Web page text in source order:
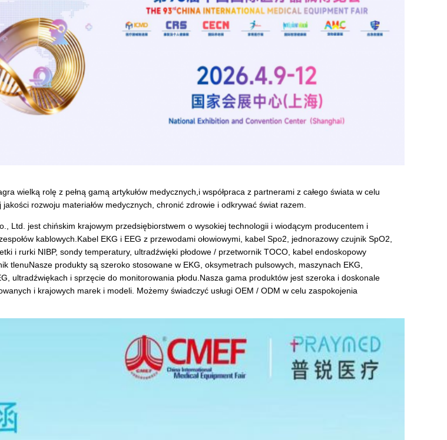
wielką rolę z pełną gamą artykułów medycznych,i współpraca z partnerami z całego świata w celu
rozwoju materiałów medycznych, chronić zdrowie i odkrywać świat razem.
Ltd. jest chińskim krajowym przedsiębiorstwem o wysokiej technologii i wiodącym producentem i
kablowych.Kabel EKG i EEG z przewodami ołowiowymi, kabel Spo2, jednorazowy czujnik SpO2,
i rurki NIBP, sondy temperatury, ultradźwięki płodowe / przetwornik TOCO, kabel endoskopowy
tlenuNasze produkty są szeroko stosowane w EKG, oksymetrach pulsowych, maszynach EKG,
ultradźwiękach i sprzęcie do monitorowania płodu.Nasza gama produktów jest szeroka i doskonale
i krajowych marek i modeli. Możemy świadczyć usługi OEM / ODM w celu zaspokojenia